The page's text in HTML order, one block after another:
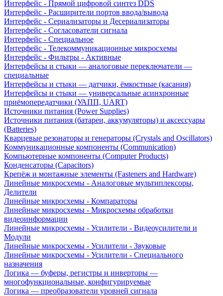
Интерфейс - Прямой цифровой синтез DDS
Интерфейс - Расширители портов ввода/вывода
Интерфейс - Сериализаторы и Десериализаторы
Интерфейс - Согласователи сигнала
Интерфейс - Специальное
Интерфейс - Телекоммуникационные микросхемы
Интерфейс - Фильтры - Активные
Интерфейсы и стыки — аналоговые переключатели —
специальные
Интерфейсы и стыки — датчики, ёмкостные (касания)
Интерфейсы и стыки — универсальные асинхронные
приёмопередатчики (УАПП, UART)
Источники питания (Power Supplies)
Источники питания (батареи, аккумуляторы) и аксессуары
(Batteries)
Кварцевые резонаторы и генераторы (Crystals and Oscillators)
Коммуникационные компоненты (Communication)
Компьютерные компоненты (Computer Products)
Конденсаторы (Capacitors)
Крепёж и монтажные элементы (Fasteners and Hardware)
Линейные микросхемы - Аналоговые мультиплексоры,
Делители
Линейные микросхемы - Компараторы
Линейные микросхемы - Микросхемы обработки
видеоинформации
Линейные микросхемы - Усилители - Видеоусилители и
Модули
Линейные микросхемы - Усилители - Звуковые
Линейные микросхемы - Усилители - Специального
назначения
Логика — буферы, регистры и инверторы —
многофункциональные, конфигурируемые
Логика — преобразователи уровней сигнала